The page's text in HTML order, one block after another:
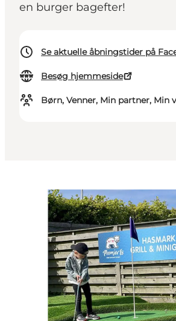
en burger bagefter!
Se aktuelle åbningstider på
Besøg hjemmeside
Børn, Venner, Min partner, Min